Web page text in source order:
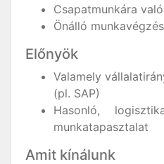
Csapatmunkára
Önálló
Előnyök
Valamely
(pl. SAP)
Hasonló,
munkatapasztalat
Amit kínálunk